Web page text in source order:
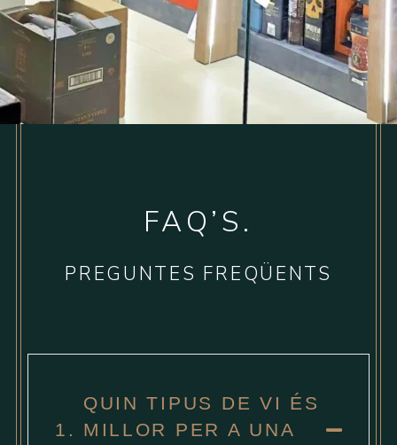
FAQ’S.
PREGUNTES FREQÜENTS
1.
QUIN TIPUS DE VI ÉS
MILLOR PER A UNA